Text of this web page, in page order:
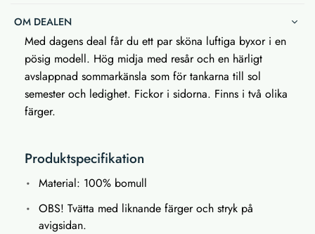
OM DEALEN
Med dagens deal får du ett par sköna luftiga byxor i en
pösig modell. Hög midja med resår och en härligt
avslappnad sommarkänsla som för tankarna till sol
semester och ledighet. Fickor i sidorna. Finns i två olika
färger.
Produktspecifikation
Material: 100% bomull
OBS! Tvätta med liknande färger och stryk på
avigsidan.